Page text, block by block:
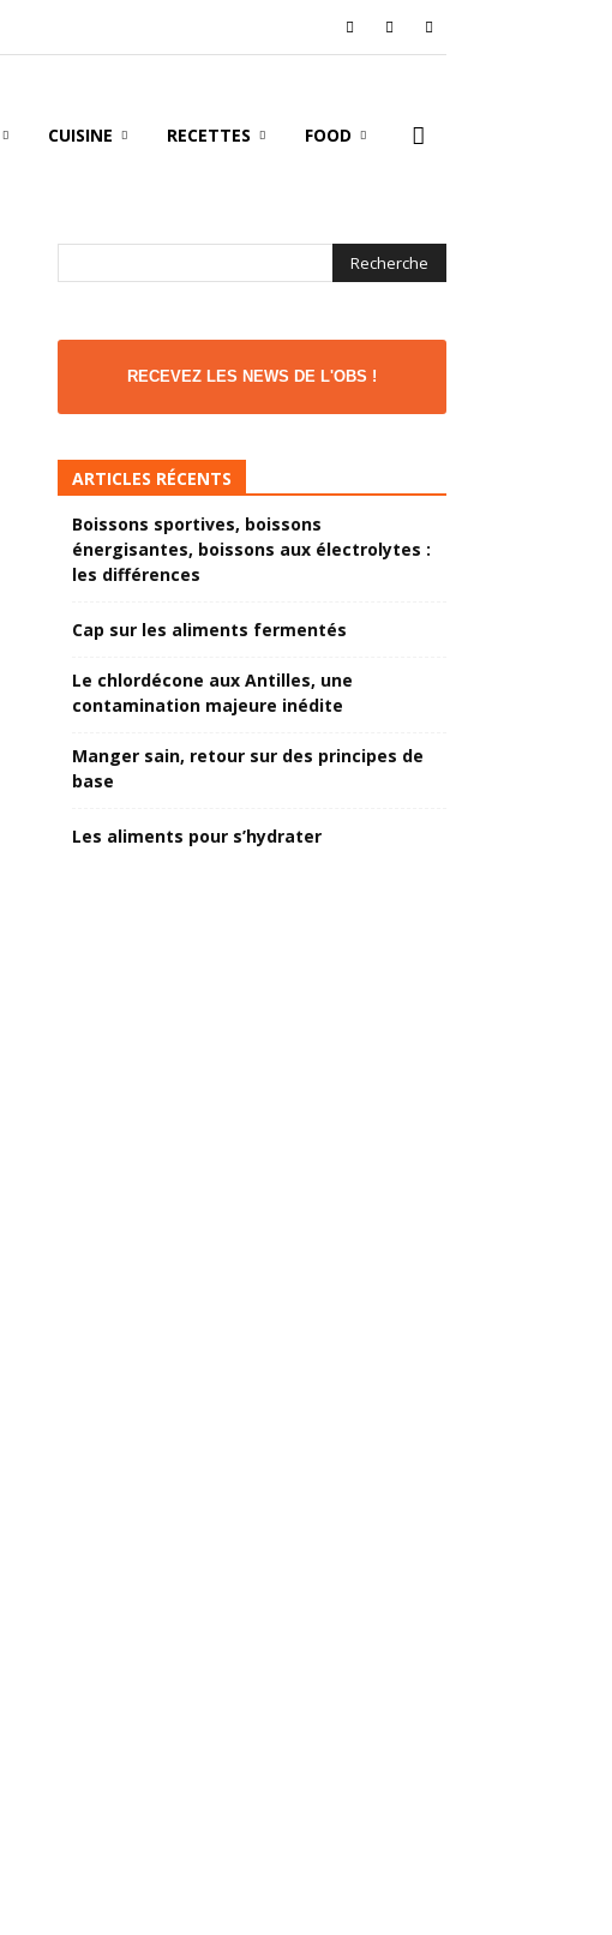
CUISINE RECETTES FOOD
RECEVEZ LES NEWS DE L'OBS !
ARTICLES RÉCENTS
Boissons sportives, boissons
énergisantes, boissons aux électrolytes :
les différences
Cap sur les aliments fermentés
Le chlordécone aux Antilles, une
contamination majeure inédite
Manger sain, retour sur des principes de
base
Les aliments pour s’hydrater